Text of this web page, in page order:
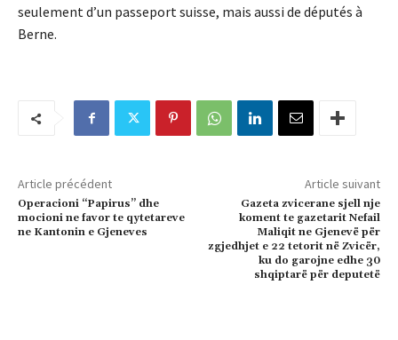
seulement d’un passeport suisse, mais aussi de députés à
Berne.
Article précédent
Operacioni “Papirus” dhe
mocioni ne favor te qytetareve
ne Kantonin e Gjeneves
Article suivant
Gazeta zvicerane sjell nje
koment te gazetarit Nefail
Maliqit ne Gjenevë për
zgjedhjet e 22 tetorit në Zvicër,
ku do garojne edhe 30
shqiptarë për deputetë